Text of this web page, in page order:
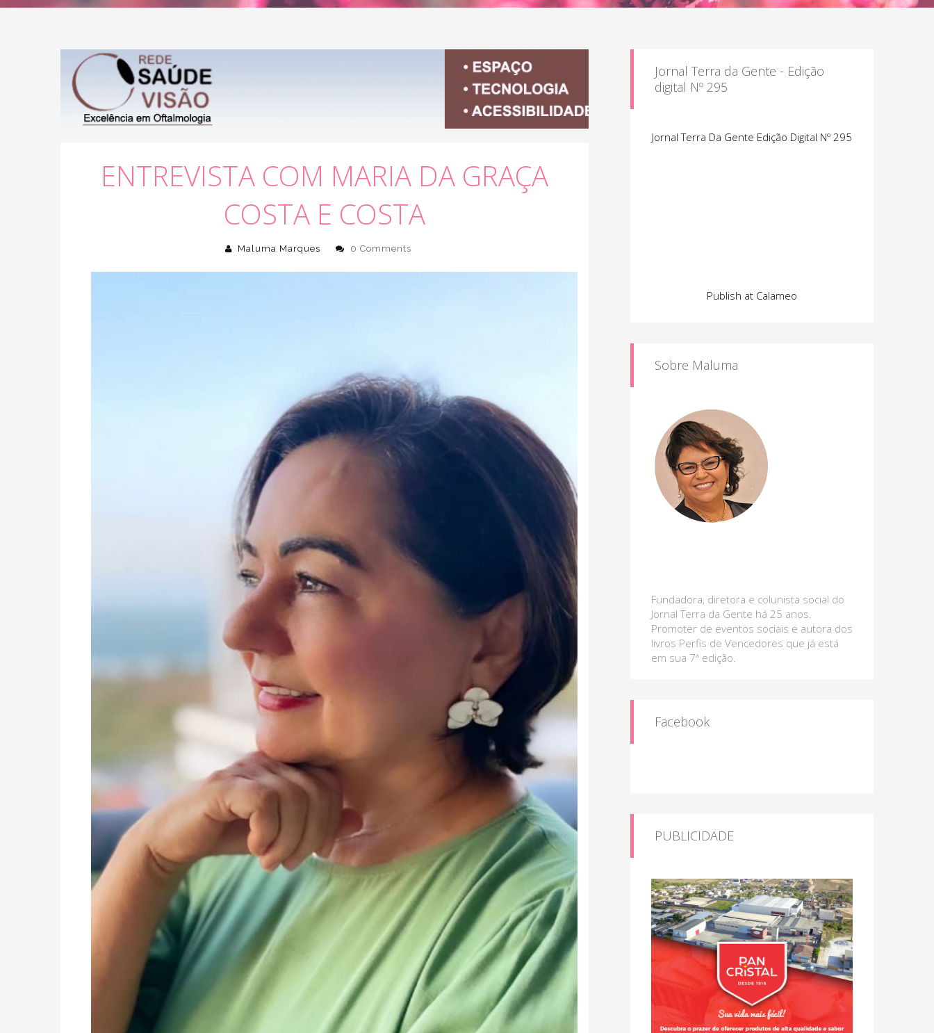
ENTREVISTA COM MARIA DA GRAÇA
COSTA E COSTA
Maluma Marques 0 Comments
Jornal Terra da Gente - Edição
digital Nº 295
Jornal Terra Da Gente Edição Digital Nº 295
Publish at Calameo
Sobre Maluma
Fundadora, diretora e colunista social do
Jornal Terra da Gente há 25 anos.
Promoter de eventos sociais e autora dos
livros Perfis de Vencedores que já está
em sua 7ª edição.
Facebook
PUBLICIDADE